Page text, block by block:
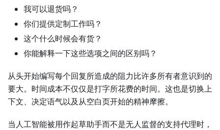
我可以退货吗？
你们提供定制工作吗？
这个什么时候会有货？
你能解释一下这些选项之间的区别吗？
从头开始编写每个回复所造成的阻力比许多所有者意识到的
要大。时间成本不仅仅是打字所花费的时间。这也是切换上
下文、决定语气以及从空白页开始的精神摩擦。
当人工智能被用作起草助手而不是无人监督的支持代理时，